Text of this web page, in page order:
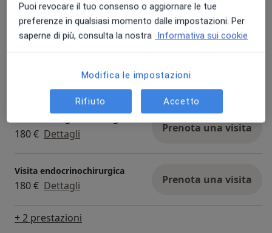
Agoaspirato ecoguidato
250 € Dettagli Prenota una visita
Prenota una visita
180 € Dettagli Prenota una visita
Visita endocrinochirurgica
180 € Dettagli Prenota una visita
+ 2 prestazioni
Puoi revocare il tuo consenso o aggiornare le tue
preferenze in qualsiasi momento dalle impostazioni. Per
saperne di più, consulta la nostra Informativa sui cookie
Modifica le impostazioni
Rifiuto Accetto